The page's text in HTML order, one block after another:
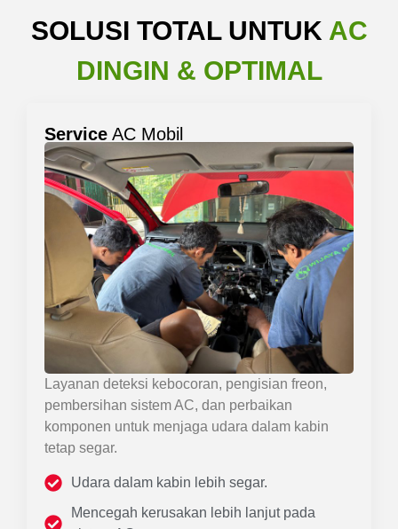
SOLUSI TOTAL UNTUK AC
DINGIN & OPTIMAL
Service AC Mobil
Layanan deteksi kebocoran, pengisian freon,
pembersihan sistem AC, dan perbaikan
komponen untuk menjaga udara dalam kabin
tetap segar.
Udara dalam kabin lebih segar.
Mencegah kerusakan lebih lanjut pada